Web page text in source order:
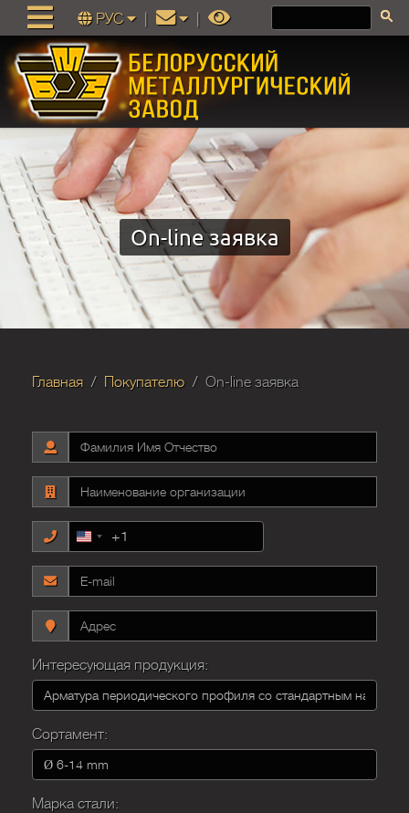
РУС
On-line заявка
Главная Покупателю On-line заявка
United
+1
+1
Интересующая продукция:
Сортамент:
Марка стали: